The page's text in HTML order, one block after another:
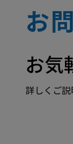
お
お気
詳しくご